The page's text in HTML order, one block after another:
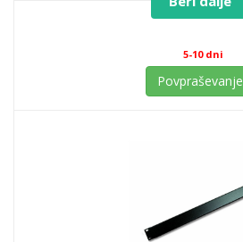
5-10 dni
Povpraševanje